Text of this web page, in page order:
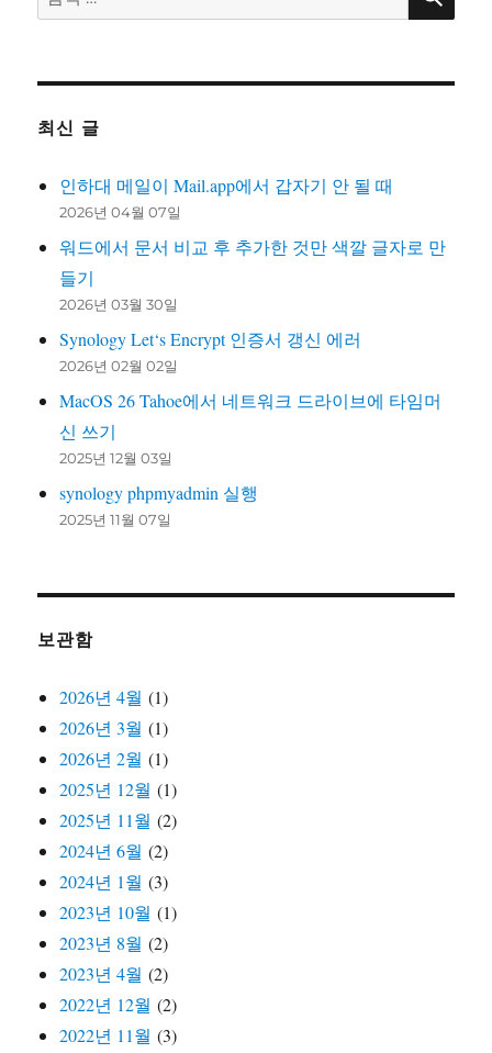
색:
최신 글
인하대 메일이 Mail.app에서 갑자기 안 될 때
2026년 04월 07일
워드에서 문서 비교 후 추가한 것만 색깔 글자로 만
들기
2026년 03월 30일
Synology Let‘s Encrypt 인증서 갱신 에러
2026년 02월 02일
MacOS 26 Tahoe에서 네트워크 드라이브에 타임머
신 쓰기
2025년 12월 03일
synology phpmyadmin 실행
2025년 11월 07일
보관함
2026년 4월 (1)
2026년 3월 (1)
2026년 2월 (1)
2025년 12월 (1)
2025년 11월 (2)
2024년 6월 (2)
2024년 1월 (3)
2023년 10월 (1)
2023년 8월 (2)
2023년 4월 (2)
2022년 12월 (2)
2022년 11월 (3)